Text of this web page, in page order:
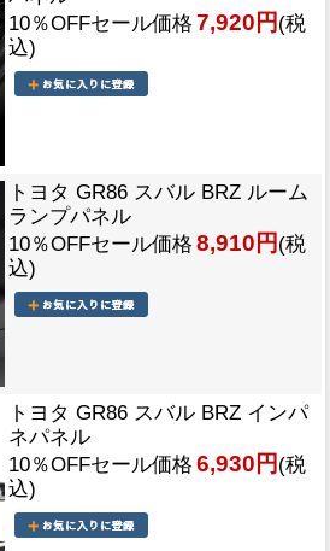
10％OFFセール価格 7,920円 (税
込)
トヨタ GR86 スバル BRZ ルーム
ランプパネル
10％OFFセール価格 8,910円 (税
込)
トヨタ GR86 スバル BRZ インパ
ネパネル
10％OFFセール価格 6,930円 (税
込)